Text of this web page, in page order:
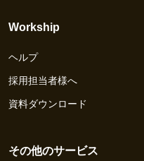
Workship
ヘルプ
採用担当者様へ
資料ダウンロード
その他のサービス